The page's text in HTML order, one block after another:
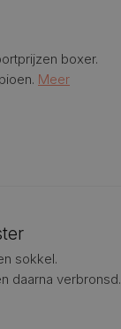
boxer.
Meer
sokkel.
daarna verbronsd.